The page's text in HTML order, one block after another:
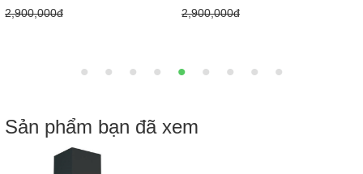
2,900,000đ
2,900,000đ
Sản phẩm bạn đã xem